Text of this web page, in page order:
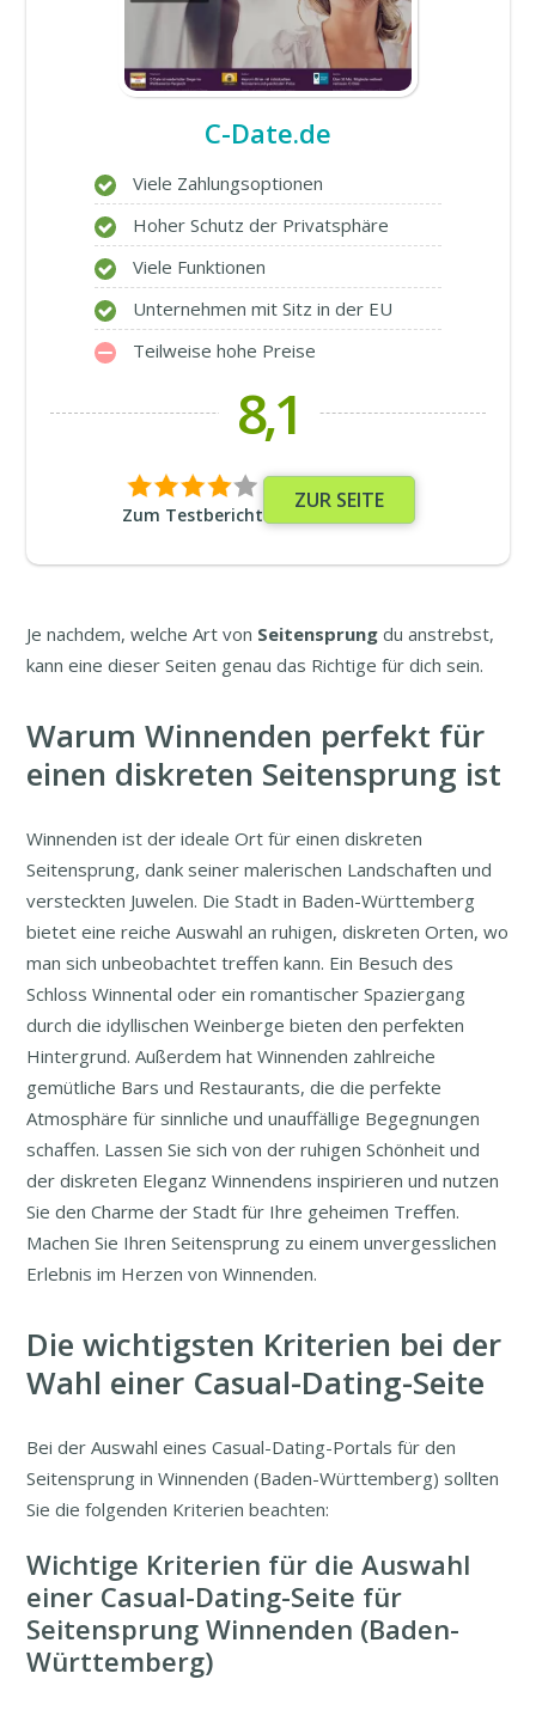
C-Date.de
Viele Zahlungsoptionen
Hoher Schutz der Privatsphäre
Viele Funktionen
Unternehmen mit Sitz in der EU
Teilweise hohe Preise
8,1
Zum Testbericht
ZUR SEITE
Je nachdem, welche Art von Seitensprung du anstrebst,
kann eine dieser Seiten genau das Richtige für dich sein.
Warum Winnenden perfekt für
einen diskreten Seitensprung ist
Winnenden ist der ideale Ort für einen diskreten
Seitensprung, dank seiner malerischen Landschaften und
versteckten Juwelen. Die Stadt in Baden-Württemberg
bietet eine reiche Auswahl an ruhigen, diskreten Orten, wo
man sich unbeobachtet treffen kann. Ein Besuch des
Schloss Winnental oder ein romantischer Spaziergang
durch die idyllischen Weinberge bieten den perfekten
Hintergrund. Außerdem hat Winnenden zahlreiche
gemütliche Bars und Restaurants, die die perfekte
Atmosphäre für sinnliche und unauffällige Begegnungen
schaffen. Lassen Sie sich von der ruhigen Schönheit und
der diskreten Eleganz Winnendens inspirieren und nutzen
Sie den Charme der Stadt für Ihre geheimen Treffen.
Machen Sie Ihren Seitensprung zu einem unvergesslichen
Erlebnis im Herzen von Winnenden.
Die wichtigsten Kriterien bei der
Wahl einer Casual-Dating-Seite
Bei der Auswahl eines Casual-Dating-Portals für den
Seitensprung in Winnenden (Baden-Württemberg) sollten
Sie die folgenden Kriterien beachten:
Wichtige Kriterien für die Auswahl
einer Casual-Dating-Seite für
Seitensprung Winnenden (Baden-
Württemberg)